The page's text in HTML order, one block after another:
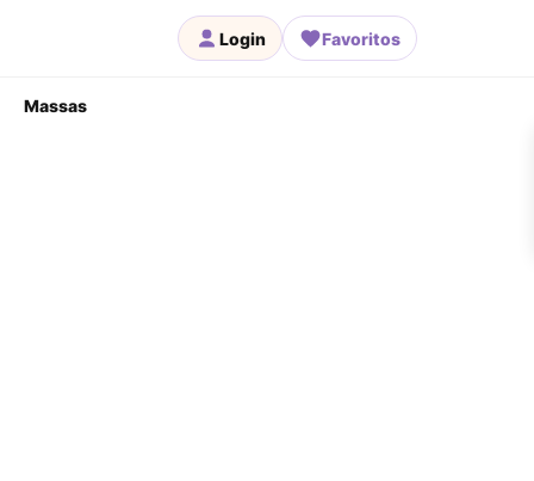
Login Favoritos
Massas